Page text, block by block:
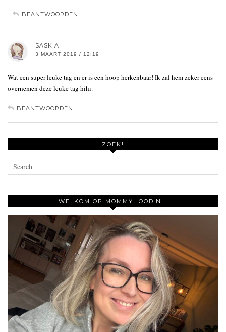
BEANTWOORDEN
SASKIA
3 MAART 2019 / 12:19
Wat een super leuke tag en er is een hoop herkenbaar! Ik zal hem zeker eens
overnemen deze leuke tag hihi.
BEANTWOORDEN
ZOEK!
WELKOM OP MOMMYHOOD.NL!